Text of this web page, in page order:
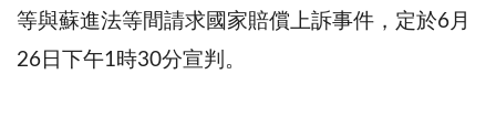
等與蘇進法等間請求國家賠償上訴事件，定於6月
26日下午1時30分宣判。